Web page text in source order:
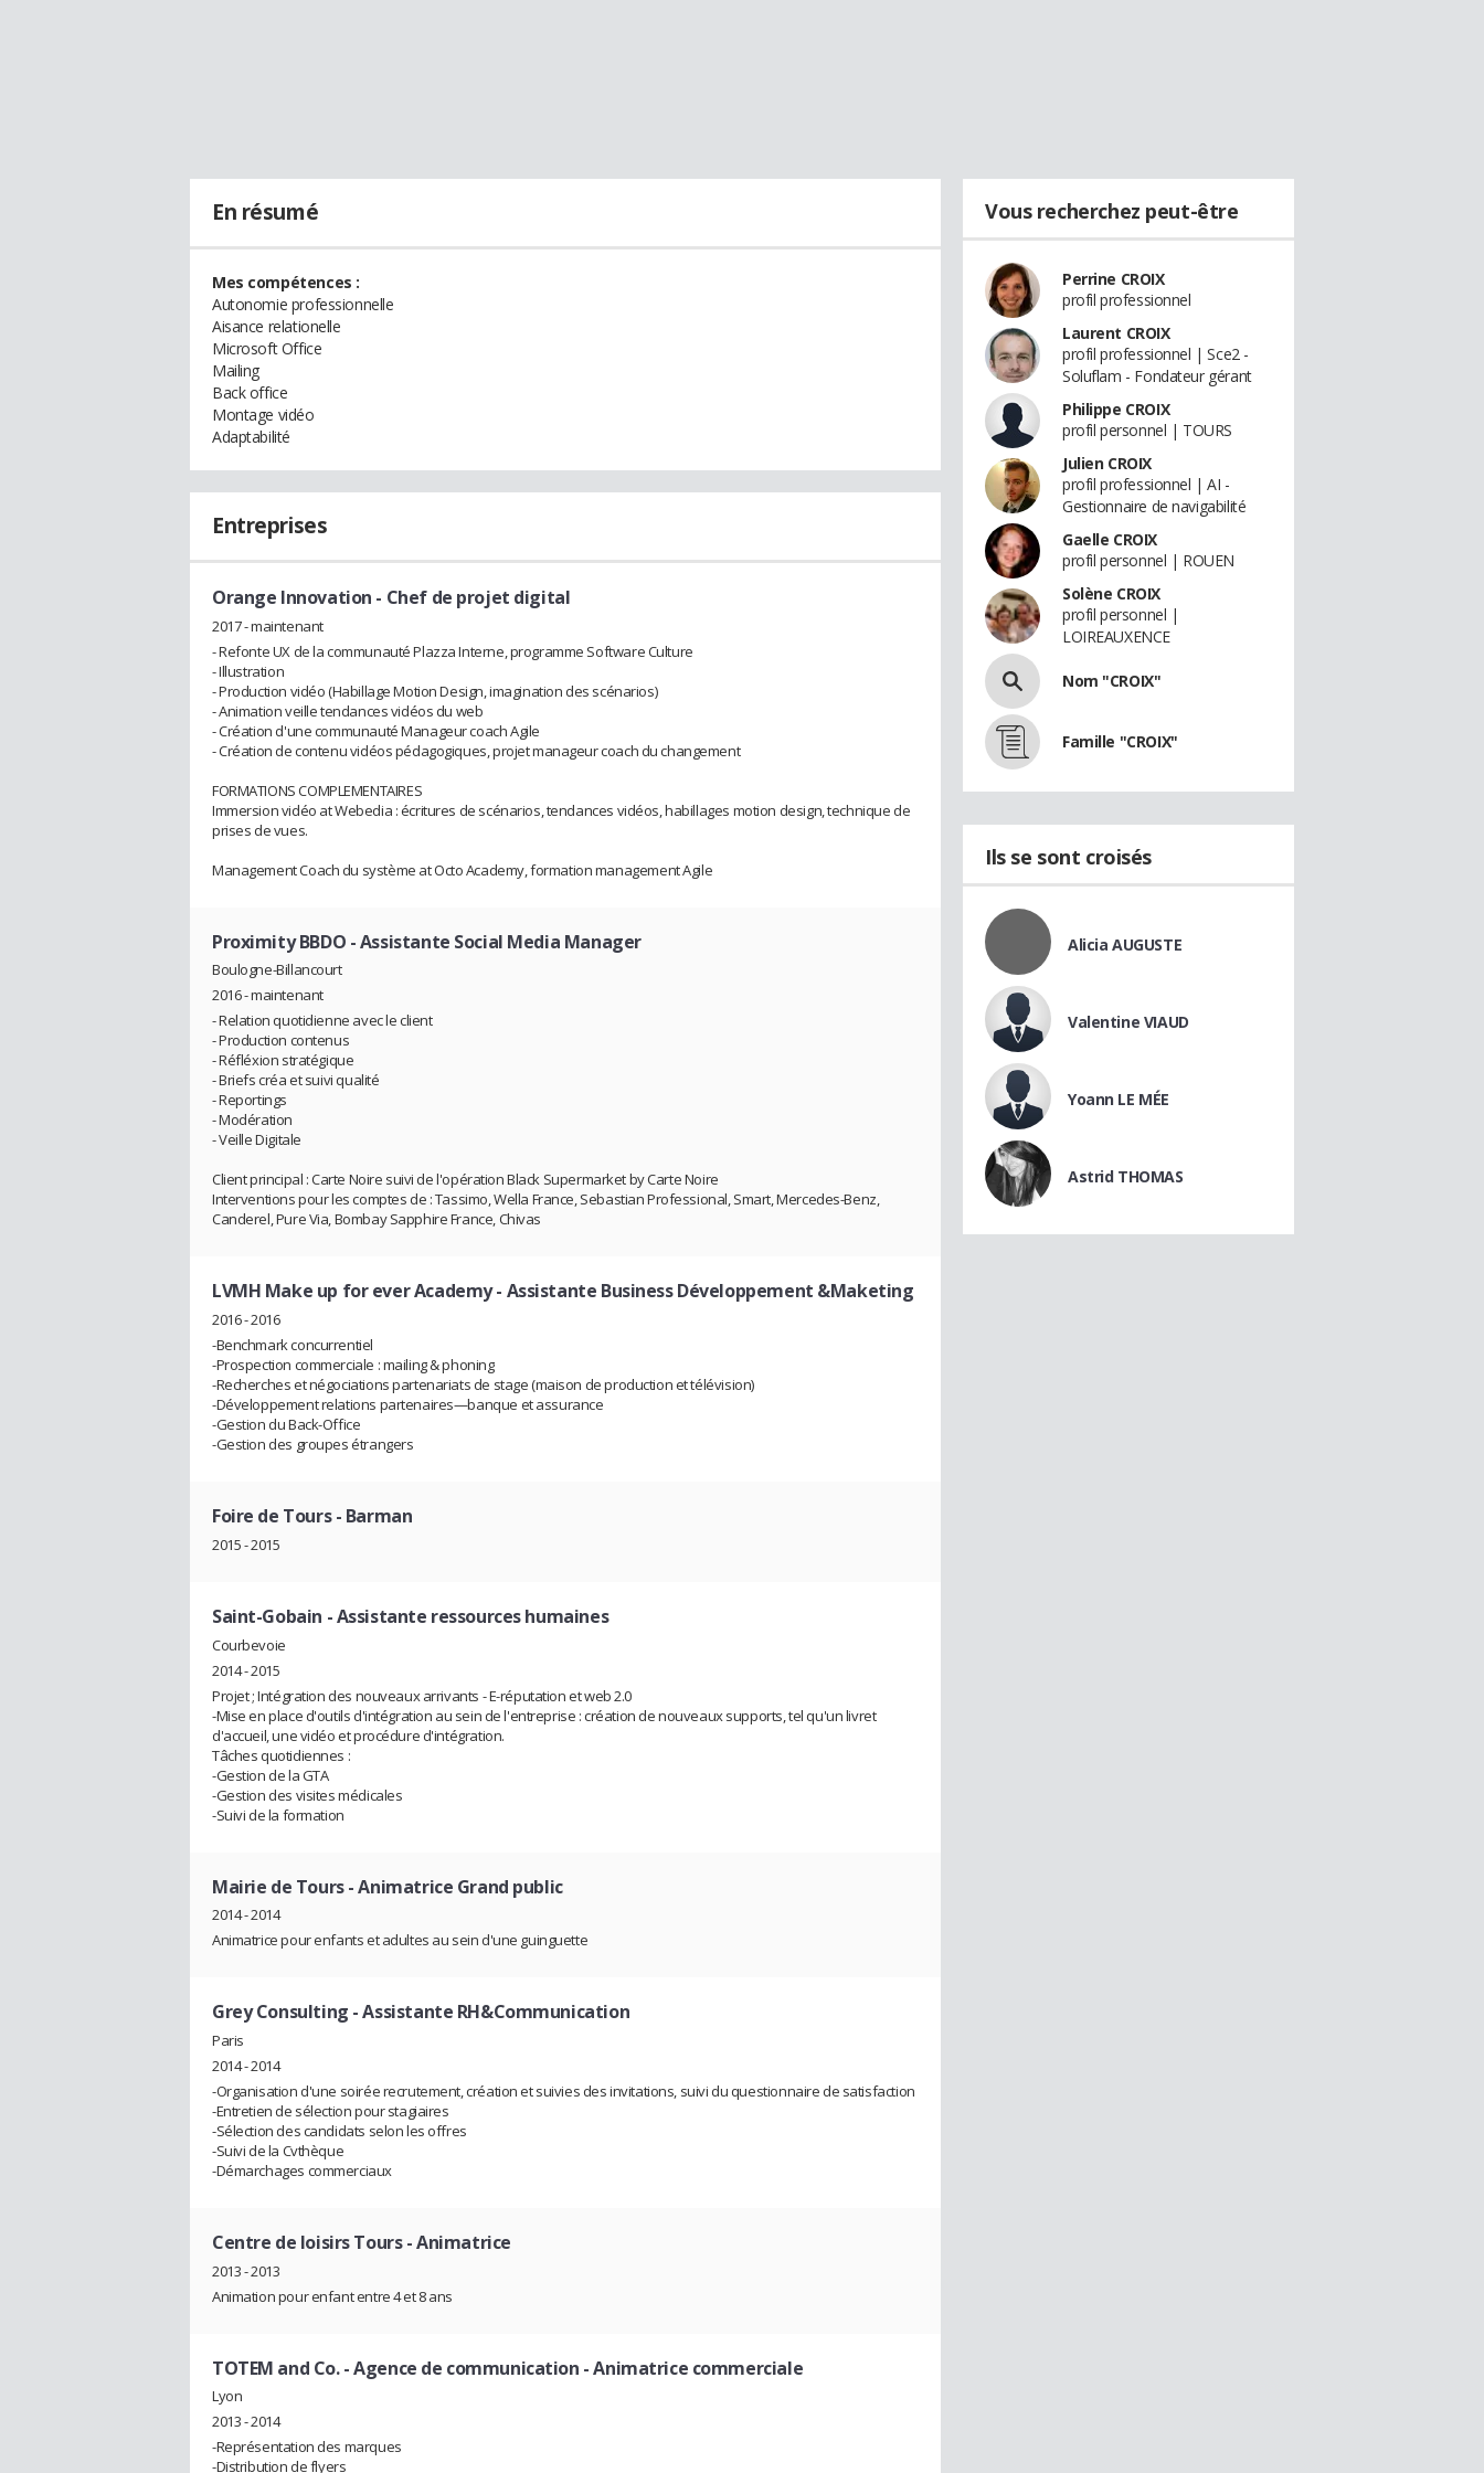
En résumé
Mes compétences :
Autonomie professionnelle
Aisance relationelle
Microsoft Office
Mailing
Back office
Montage vidéo
Adaptabilité
Entreprises
Orange Innovation - Chef de projet digital
2017 - maintenant
- Refonte UX de la communauté Plazza Interne, programme Software Culture
- Illustration
- Production vidéo (Habillage Motion Design, imagination des scénarios)
- Animation veille tendances vidéos du web
- Création d'une communauté Manageur coach Agile
- Création de contenu vidéos pédagogiques, projet manageur coach du changement
FORMATIONS COMPLEMENTAIRES
Immersion vidéo at Webedia : écritures de scénarios, tendances vidéos, habillages motion design, technique de
prises de vues.
Management Coach du système at Octo Academy, formation management Agile
Proximity BBDO - Assistante Social Media Manager
Boulogne-Billancourt
2016 - maintenant
- Relation quotidienne avec le client
- Production contenus
- Réfléxion stratégique
- Briefs créa et suivi qualité
- Reportings
- Modération
- Veille Digitale
Client principal : Carte Noire suivi de l'opération Black Supermarket by Carte Noire
Interventions pour les comptes de : Tassimo, Wella France, Sebastian Professional, Smart, Mercedes-Benz,
Canderel, Pure Via, Bombay Sapphire France, Chivas
LVMH Make up for ever Academy- Assistante Business Développement &Maketing
2016 - 2016
-Benchmark concurrentiel
-Prospection commerciale : mailing & phoning
-Recherches et négociations partenariats de stage (maison de production et télévision)
-Développement relations partenaires—banque et assurance
-Gestion du Back-Office
-Gestion des groupes étrangers
Foire de Tours- Barman
2015 - 2015
Saint-Gobain - Assistante ressources humaines
Courbevoie
2014 - 2015
Projet ; Intégration des nouveaux arrivants - E-réputation et web 2.0
-Mise en place d'outils d'intégration au sein de l'entreprise : création de nouveaux supports, tel qu'un livret
d'accueil, une vidéo et procédure d'intégration.
Tâches quotidiennes :
-Gestion de la GTA
-Gestion des visites médicales
-Suivi de la formation
Mairie de Tours- Animatrice Grand public
2014 - 2014
Animatrice pour enfants et adultes au sein d'une guinguette
Grey Consulting - Assistante RH&Communication
Paris
2014 - 2014
-Organisation d'une soirée recrutement, création et suivies des invitations, suivi du questionnaire de satisfaction
-Entretien de sélection pour stagiaires
-Sélection des candidats selon les offres
-Suivi de la Cvthèque
-Démarchages commerciaux
Centre de loisirs Tours- Animatrice
2013 - 2013
Animation pour enfant entre 4 et 8 ans
TOTEM and Co. - Agence de communication - Animatrice commerciale
Lyon
2013 - 2014
-Représentation des marques
-Distribution de flyers
Vous recherchez peut-être
Perrine CROIX
profil professionnel
Laurent CROIX
profil professionnel | Sce2 -
Soluflam - Fondateur gérant
Philippe CROIX
profil personnel | TOURS
Julien CROIX
profil professionnel | AI -
Gestionnaire de navigabilité
Gaelle CROIX
profil personnel | ROUEN
Solène CROIX
profil personnel |
LOIREAUXENCE
Nom "CROIX"
Famille "CROIX"
Ils se sont croisés
Alicia AUGUSTE
Valentine VIAUD
Yoann LE MÉE
Astrid THOMAS